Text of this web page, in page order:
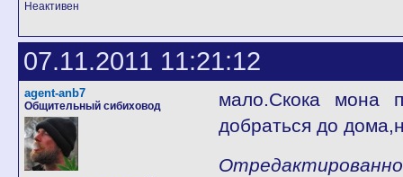
Неактивен
07.11.2011 11:21:12
agent-anb7
Общительный сибиховод
мало.Скока мона
добраться до
Отредактированно